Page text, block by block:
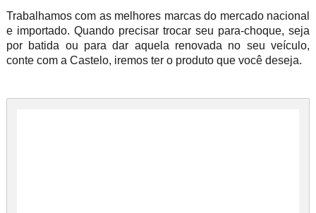
Trabalhamos com as melhores marcas do mercado nacional
e importado. Quando precisar trocar seu para-choque, seja
por batida ou para dar aquela renovada no seu veículo,
conte com a Castelo, iremos ter o produto que você deseja.